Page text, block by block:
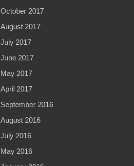
October 2017
August 2017
July 2017
June 2017
May 2017
April 2017
September 2016
August 2016
July 2016
May 2016